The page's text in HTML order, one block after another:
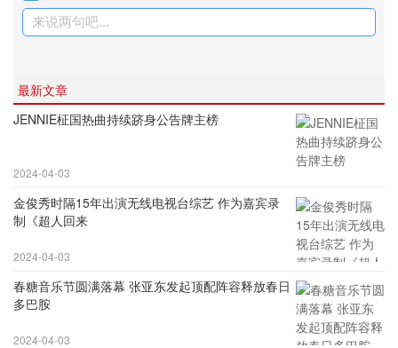
来说两句吧...
最新文章
JENNIE柾国热曲持续跻身公告牌主榜
2024-04-03
金俊秀时隔15年出演无线电视台综艺 作为嘉宾录
制《超人回来
2024-04-03
春糖音乐节圆满落幕 张亚东发起顶配阵容释放春日
多巴胺
2024-04-03